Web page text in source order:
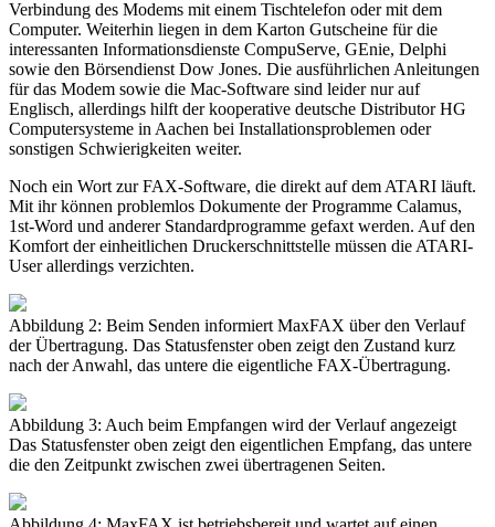
Verbindung des Modems mit einem Tischtelefon oder mit dem
Computer. Weiterhin liegen in dem Karton Gutscheine für die
interessanten Informationsdienste CompuServe, GEnie, Delphi
sowie den Börsendienst Dow Jones. Die ausführlichen Anleitungen
für das Modem sowie die Mac-Software sind leider nur auf
Englisch, allerdings hilft der kooperative deutsche Distributor HG
Computersysteme in Aachen bei Installationsproblemen oder
sonstigen Schwierigkeiten weiter.
Noch ein Wort zur FAX-Software, die direkt auf dem ATARI läuft.
Mit ihr können problemlos Dokumente der Programme Calamus,
1st-Word und anderer Standardprogramme gefaxt werden. Auf den
Komfort der einheitlichen Druckerschnittstelle müssen die ATARI-
User allerdings verzichten.
Abbildung 2: Beim Senden informiert MaxFAX über den Verlauf
der Übertragung. Das Statusfenster oben zeigt den Zustand kurz
nach der Anwahl, das untere die eigentliche FAX-Übertragung.
Abbildung 3: Auch beim Empfangen wird der Verlauf angezeigt
Das Statusfenster oben zeigt den eigentlichen Empfang, das untere
die den Zeitpunkt zwischen zwei übertragenen Seiten.